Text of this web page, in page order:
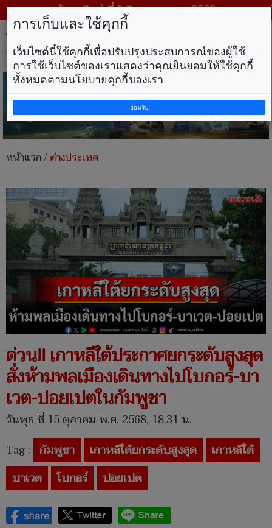
วันอาทิตย์ ที่ 9 สิงหาคม พ.ศ. 2569
หน้าแรก/ต่างประเทศ
ด่วน!! เกาหลีใต้ประกาศยกระดับสูงสุด
สั่งห้ามพลเมืองเดินทางไปโบกอร์-บา
เวต-ปอยเปตในกัมพูชา
วันพุธ ที่ 15 ตุลาคม พ.ศ. 2568, 18.31 น.
Tag : กัมพูชา เกาหลีใต้ยกระดับสูงสุด
เกาหลีใต้
บาเวต
โบกอร์ ปอยเปต
การเก็บและใช้คุกกี้
เว็บไซต์นี้ใช้คุกกี้เพื่อปรับปรุงประสบการณ์ของผู้ใช้
การใช้เว็บไซต์ของเราแสดงว่าคุณยินยอมให้ใช้คุกกี้
ทั้งหมดตามนโยบายคุกกี้ของเรา
ยอมรับ